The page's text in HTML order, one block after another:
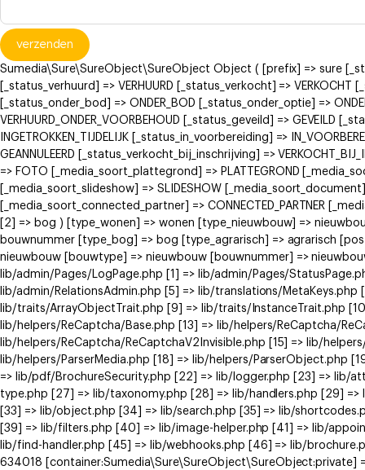
verzenden
Sumedia\Sure\SureObject\SureObject Object ( [prefix] => sure
[_status_verhuurd] => VERHUURD [_status_verkocht] =>
[_status_onder_bod] => ONDER_BOD [_status_onder_optie] =>
VERHUURD_ONDER_VOORBEHOUD [_status_geveild] => GEVEILD
INGETROKKEN_TIJDELIJK [_status_in_voorbereiding] =>
GEANNULEERD [_status_verkocht_bij_inschrijving] =>
=> FOTO [_media_soort_plattegrond] => PLATTEGROND
[_media_soort_slideshow] => SLIDESHOW
[_media_soort_connected_partner] => CONNECTED_PARTNER
[2] => bog ) [type_wonen] => wonen [type_nieuwbouw] =>
bouwnummer [type_bog] => bog [type_agrarisch] => agrarisch
nieuwbouw [bouwtype] => nieuwbouw [bouwnummer] =>
lib/admin/Pages/LogPage.php [1] => lib/admin/Pages/
lib/admin/RelationsAdmin.php [5] => lib/translations/
lib/traits/ArrayObjectTrait.php [9] => lib/traits/InstanceTrait.php
lib/helpers/ReCaptcha/Base.php [13] => lib/helpers/ReCaptcha/
lib/helpers/ReCaptcha/ReCaptchaV2Invisible.php [15] => lib/
lib/helpers/ParserMedia.php [18] => lib/helpers/ParserObject.php
=> lib/pdf/BrochureSecurity.php [22] => lib/logger.php [23] => lib/
type.php [27] => lib/taxonomy.php [28] => lib/handlers.php [29]
[33] => lib/object.php [34] => lib/search.php [35] => lib/
[39] => lib/filters.php [40] => lib/image-helper.php [41] => lib/
lib/find-handler.php [45] => lib/webhooks.php [46] => lib/
634018 [container:Sumedia\Sure\SureObject\SureObject:private]